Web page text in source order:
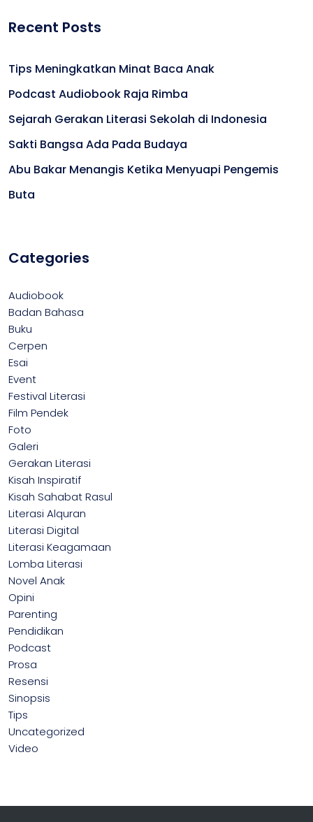
Recent Posts
Tips Meningkatkan Minat Baca Anak
Podcast Audiobook Raja Rimba
Sejarah Gerakan Literasi Sekolah di Indonesia
Sakti Bangsa Ada Pada Budaya
Abu Bakar Menangis Ketika Menyuapi Pengemis
Buta
Categories
Audiobook
Badan Bahasa
Buku
Cerpen
Esai
Event
Festival Literasi
Film Pendek
Foto
Galeri
Gerakan Literasi
Kisah Inspiratif
Kisah Sahabat Rasul
Literasi Alquran
Literasi Digital
Literasi Keagamaan
Lomba Literasi
Novel Anak
Opini
Parenting
Pendidikan
Podcast
Prosa
Resensi
Sinopsis
Tips
Uncategorized
Video